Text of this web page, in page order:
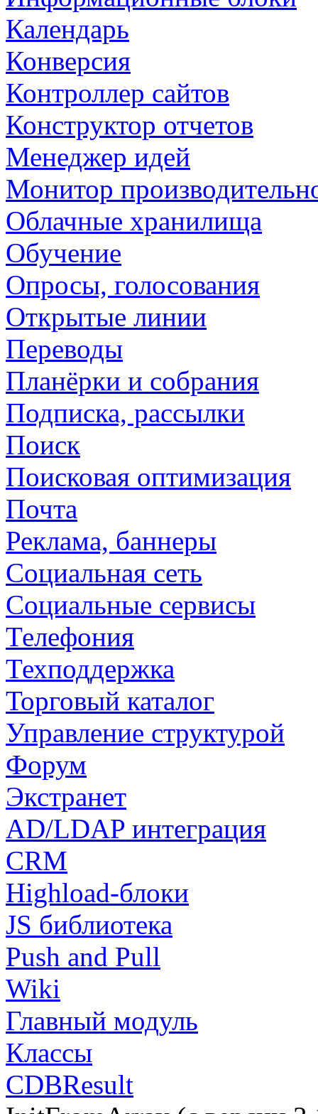
Календарь
Конверсия
Контроллер сайтов
Конструктор отчетов
Менеджер идей
Монитор
Облачные хранилища
Обучение
Опросы, голосования
Открытые линии
Переводы
Планёрки и собрания
Подписка, рассылки
Поиск
Поисковая оптимизация
Почта
Реклама, баннеры
Социальная сеть
Социальные сервисы
Телефония
Техподдержка
Торговый каталог
Управление структурой
Форум
Экстранет
AD/LDAP интеграция
CRM
Highload-блоки
JS библиотека
Push and Pull
Wiki
Главный модуль
Классы
CDBResult